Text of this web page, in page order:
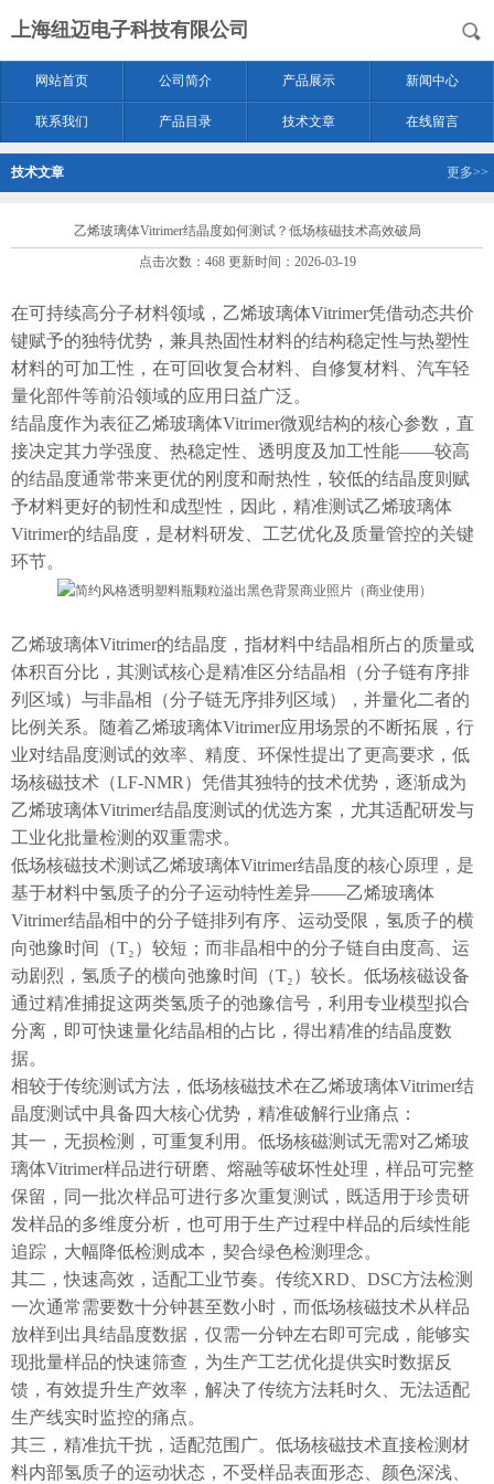
上海纽迈电子科技有限公司
网站首页 公司简介 产品展示 新闻中心
联系我们 产品目录 技术文章 在线留言
技术文章 更多>>
乙烯玻璃体Vitrimer结晶度如何测试？低场核磁技术高效破局
点击次数：468 更新时间：2026-03-19
在可持续高分子材料领域，乙烯玻璃体Vitrimer凭借动态共价
键赋予的独特优势，兼具热固性材料的结构稳定性与热塑性
材料的可加工性，在可回收复合材料、自修复材料、汽车轻
量化部件等前沿领域的应用日益广泛。
结晶度作为表征乙烯玻璃体Vitrimer微观结构的核心参数，直
接决定其力学强度、热稳定性、透明度及加工性能——较高
的结晶度通常带来更优的刚度和耐热性，较低的结晶度则赋
予材料更好的韧性和成型性，因此，精准测试乙烯玻璃体
Vitrimer的结晶度，是材料研发、工艺优化及质量管控的关键
环节。
乙烯玻璃体Vitrimer的结晶度，指材料中结晶相所占的质量或
体积百分比，其测试核心是精准区分结晶相（分子链有序排
列区域）与非晶相（分子链无序排列区域），并量化二者的
比例关系。随着乙烯玻璃体Vitrimer应用场景的不断拓展，行
业对结晶度测试的效率、精度、环保性提出了更高要求，低
场核磁技术（LF-NMR）凭借其独特的技术优势，逐渐成为
乙烯玻璃体Vitrimer结晶度测试的优选方案，尤其适配研发与
工业化批量检测的双重需求。
低场核磁技术测试乙烯玻璃体Vitrimer结晶度的核心原理，是
基于材料中氢质子的分子运动特性差异——乙烯玻璃体
Vitrimer结晶相中的分子链排列有序、运动受限，氢质子的横
向弛豫时间（T₂）较短；而非晶相中的分子链自由度高、运
动剧烈，氢质子的横向弛豫时间（T₂）较长。低场核磁设备
通过精准捕捉这两类氢质子的弛豫信号，利用专业模型拟合
分离，即可快速量化结晶相的占比，得出精准的结晶度数
据。
相较于传统测试方法，低场核磁技术在乙烯玻璃体Vitrimer结
晶度测试中具备四大核心优势，精准破解行业痛点：
其一，无损检测，可重复利用。低场核磁测试无需对乙烯玻
璃体Vitrimer样品进行研磨、熔融等破坏性处理，样品可完整
保留，同一批次样品可进行多次重复测试，既适用于珍贵研
发样品的多维度分析，也可用于生产过程中样品的后续性能
追踪，大幅降低检测成本，契合绿色检测理念。
其二，快速高效，适配工业节奏。传统XRD、DSC方法检测
一次通常需要数十分钟甚至数小时，而低场核磁技术从样品
放样到出具结晶度数据，仅需一分钟左右即可完成，能够实
现批量样品的快速筛查，为生产工艺优化提供实时数据反
馈，有效提升生产效率，解决了传统方法耗时久、无法适配
生产线实时监控的痛点。
其三，精准抗干扰，适配范围广。低场核磁技术直接检测材
料内部氢质子的运动状态，不受样品表面形态、颜色深浅、